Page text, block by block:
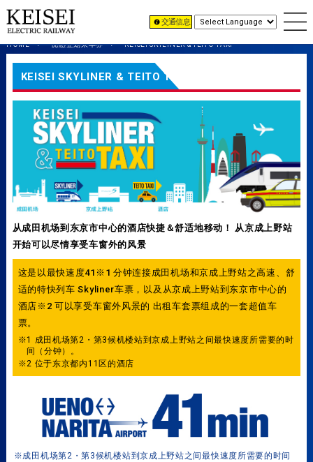
交通信息
HOME 优惠企划乘车券 KEISEI SKYLINER & TEITO TAXI
KEISEI SKYLINER & TEITO TAXI
从成田机场到东京市中心的酒店快捷＆舒适地移动！ 从京成上野站
开始可以尽情享受车窗外的风景
这是以最快速度41※1 分钟连接成田机场和京成上野站之高速、舒
适的特快列车 Skyliner车票，以及从京成上野站到东京市中心的
酒店※2 可以享受车窗外风景的 出租车套票组成的一套超值车
票。
※1 成田机场第2・第3候机楼站到京成上野站之间最快速度所需要的时
间（分钟）。
※2 位于东京都内11区的酒店
※成田机场第2・第3候机楼站到京成上野站之间最快速度所需要的时间